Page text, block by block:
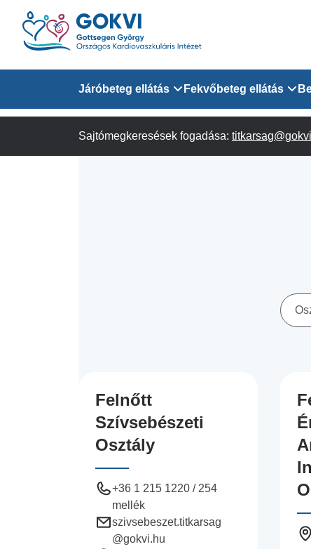
Ugrás
tartalomra
Domain
menu
Járóbeteg ellátás
Járóbeteg Információk
Fekvőbeteg ellátás
Felnőtt Kardiológiai
Sürgősségi
Radiológiai Osztály
Sajtómegkeresések fogadása:
Felnőtt
Szívsebészeti
Osztály
+36 1 215 1220 / 254
mellék
szivsebeszet.titkarsag
@gokvi.hu